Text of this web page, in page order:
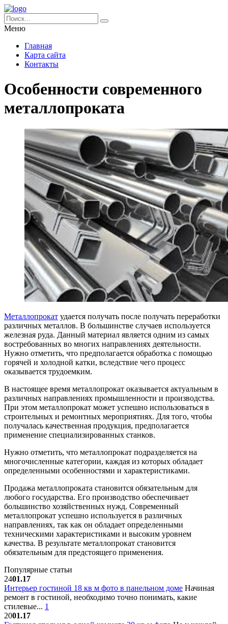
Меню
Главная
Карта сайта
Контакты
Особенности современного
металлопроката
Металлопрокат удается получать после получать переработки
различных металлов. В большинстве случаев используется
железная руда. Данный материал является одним из самых
востребованных во многих направлениях деятельности.
Нужно отметить, что предполагается обработка с помощью
горячей и холодной катки, вследствие чего процесс
оказывается трудоемким.
В настоящее время металлопрокат оказывается актуальным в
различных направлениях промышленности и производства.
При этом металлопрокат может успешно использоваться в
строительных и ремонтных мероприятиях. Для того, чтобы
получалась качественная продукция, предполагается
применение специализированных станков.
Нужно отметить, что металлопрокат подразделяется на
многочисленные категории, каждая из которых обладает
определенными особенностями и характеристиками.
Продажа металлопроката становится обязательным для
любого государства. Его производство обеспечивает
большинство хозяйственных нужд. Современный
металлопрокат успешно используется в различных
направлениях, так как он обладает определенными
техническими характеристиками и высоким уровнем
качества. В результате металлопрокат становится
обязательным для предстоящего применения.
Популярные статьи
2401.17
Интерьер гостиной 18 кв м фото в панельном доме Начиная
ремонт в гостиной, необходимо точно понимать, какие
стилевые... 1
2001.17